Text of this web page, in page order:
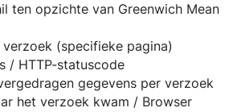
ten opzichte van Greenwich Mean
(specifieke pagina)
/ HTTP-statuscode
gegevens per verzoek
het verzoek kwam / Browser